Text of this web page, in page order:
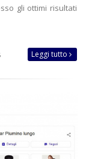
gli ottimi risultati
Leggi tutto